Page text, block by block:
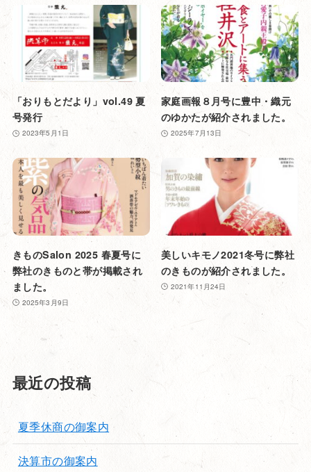
「おりもとだより」vol.49 夏
号発行
2023年5月1日
家庭画報８月号に豊中・織元
のゆかたが紹介されました。
2025年7月13日
きものSalon 2025 春夏号に
弊社のきものと帯が掲載され
ました。
2025年3月9日
美しいキモノ2021冬号に弊社
のきものが紹介されました。
2021年11月24日
最近の投稿
夏季休商の御案内
決算市の御案内